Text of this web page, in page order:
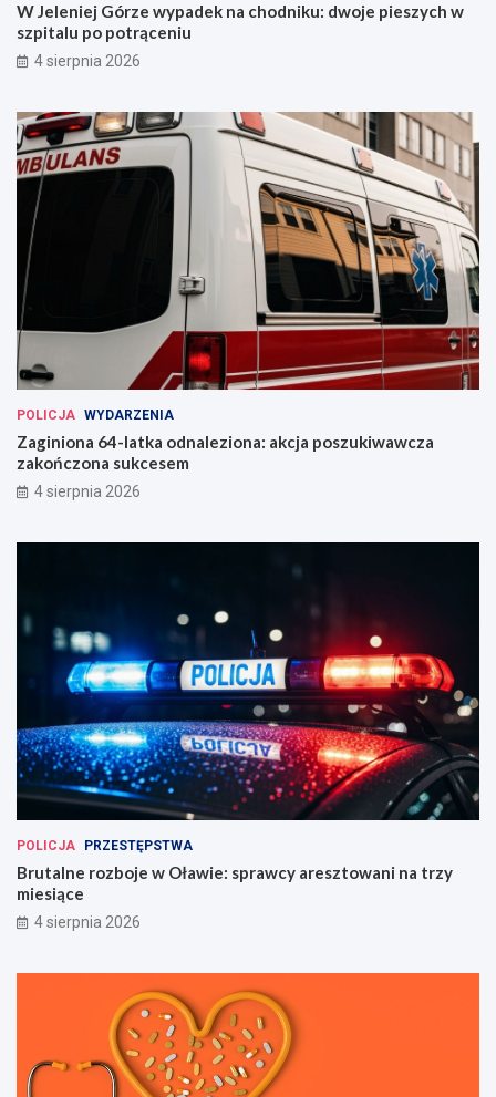
W Jeleniej Górze wypadek na chodniku: dwoje pieszych w
szpitalu po potrąceniu
4 sierpnia 2026
POLICJA WYDARZENIA
Zaginiona 64-latka odnaleziona: akcja poszukiwawcza
zakończona sukcesem
4 sierpnia 2026
POLICJA PRZESTĘPSTWA
Brutalne rozboje w Oławie: sprawcy aresztowani na trzy
miesiące
4 sierpnia 2026